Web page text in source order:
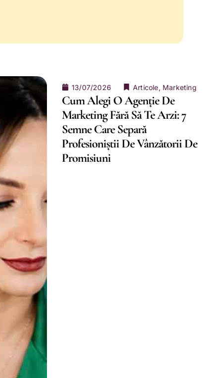
13/07/2026 Articole, Marketing
Cum Alegi O Agenție De
Marketing Fără Să Te Arzi: 7
Semne Care Separă
Profesioniștii De Vânzătorii De
Promisiuni